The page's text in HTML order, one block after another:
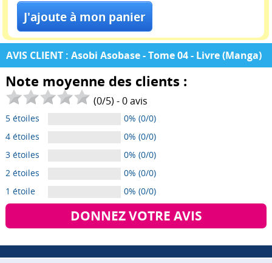
AVIS CLIENT : Asobi Asobase - Tome 04 - Livre (Manga)
Note moyenne des clients :
(0/5) -0avis
5 étoiles
0% (0/0)
4 étoiles
0% (0/0)
3 étoiles
0% (0/0)
2 étoiles
0% (0/0)
1 étoile
0% (0/0)
DONNEZ VOTRE AVIS